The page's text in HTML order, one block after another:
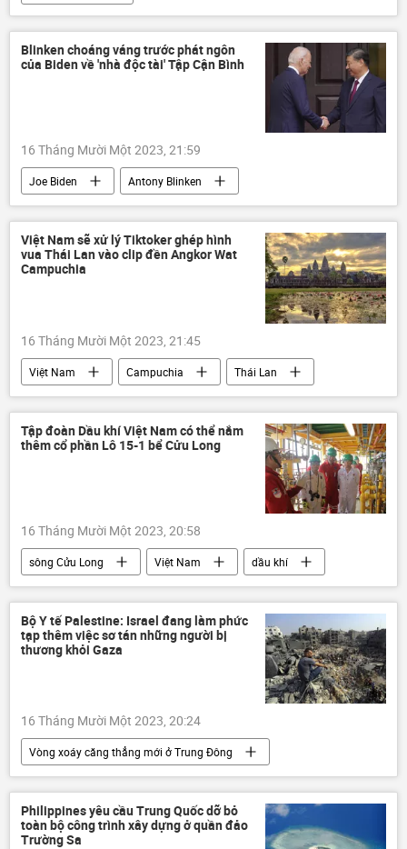
Vòng xoáy căng thẳng mới ở Trung Đông
Palestine
Israel
Gaza
HAMAS
xung đột quân sự
Blinken choáng váng trước phát ngôn
của Biden về 'nhà độc tài' Tập Cận Bình
16 Tháng Mười Một 2023, 21:59
Joe Biden
Antony Blinken
Tập Cận Bình
Hoa Kỳ
Trung Quốc
Tổng thống Mỹ
YouTube Thế giới
Việt Nam sẽ xử lý Tiktoker ghép hình
vua Thái Lan vào clip đền Angkor Wat
Campuchia
16 Tháng Mười Một 2023, 21:45
Việt Nam Campuchia
Thái Lan
quay clip
TikTok
Bộ Văn hóa Thể thao và Du lịch
vi phạm
Tập đoàn Dầu khí Việt Nam có thể nắm
thêm cổ phần Lô 15-1 bể Cửu Long
16 Tháng Mười Một 2023, 20:58
sông Cửu Long Việt Nam
dầu khí
PVN
năng lượng
cuộc tấn công ngày 11 tháng 9
khai thác dầu
Bộ Y tế Palestine: Israel đang làm phức
tạp thêm việc sơ tán những người bị
thương khỏi Gaza
16 Tháng Mười Một 2023, 20:24
Vòng xoáy căng thẳng mới ở Trung Đông
Palestine
Israel
Gaza
HAMAS
lực lượng vũ trang
xung đột
bị thương
Ai Cập
Philippines yêu cầu Trung Quốc dỡ bỏ
toàn bộ công trình xây dựng ở quần đảo
Trường Sa